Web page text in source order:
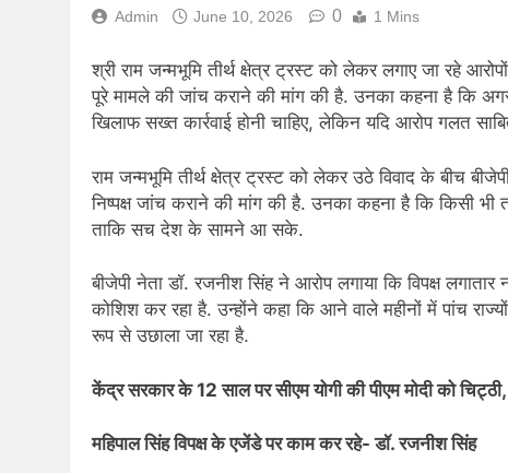
Admin June 10, 2026 0 1 Mins
श्री राम जन्मभूमि तीर्थ क्षेत्र ट्रस्ट को लेकर लगाए जा रहे
पूरे मामले की जांच कराने की मांग की है. उनका कहना है कि
खिलाफ सख्त कार्रवाई होनी चाहिए, लेकिन यदि आरोप गलत
राम जन्मभूमि तीर्थ क्षेत्र ट्रस्ट को लेकर उठे विवाद के बीच
निष्पक्ष जांच कराने की मांग की है. उनका कहना है कि किसी
ताकि सच देश के सामने आ सके.
बीजेपी नेता डॉ. रजनीश सिंह ने आरोप लगाया कि विपक्ष
कोशिश कर रहा है. उन्होंने कहा कि आने वाले महीनों में पांच
रूप से उछाला जा रहा है.
केंद्र सरकार के 12 साल पर सीएम योगी की पीएम मोदी को
महिपाल सिंह विपक्ष के एजेंडे पर काम कर रहे- डॉ. रजनीश सिंह